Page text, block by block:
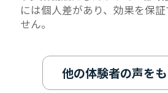
には個人差があり、効果を保
せん。
他の体験者の声を